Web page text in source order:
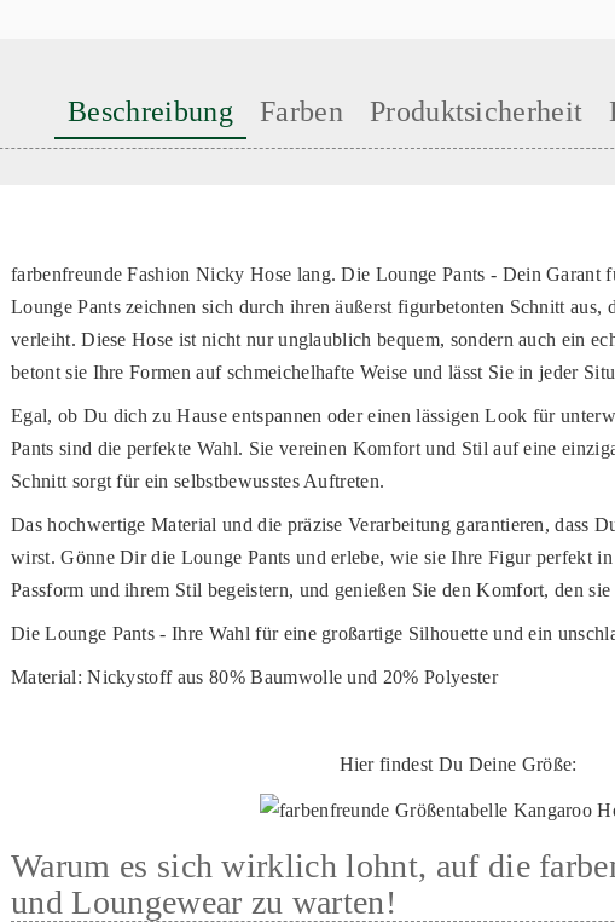
Beschreibung Farben Produktsicherheit
farbenfreunde Fashion Nicky Hose lang. Die Lounge Pants - Dein Garant
Lounge Pants zeichnen sich durch ihren äußerst figurbetonten Schnitt aus,
verleiht. Diese Hose ist nicht nur unglaublich bequem, sondern auch ein
betont sie Ihre Formen auf schmeichelhafte Weise und lässt Sie in jeder
Egal, ob Du dich zu Hause entspannen oder einen lässigen Look für
Pants sind die perfekte Wahl. Sie vereinen Komfort und Stil auf eine
Schnitt sorgt für ein selbstbewusstes Auftreten.
Das hochwertige Material und die präzise Verarbeitung garantieren, dass
wirst. Gönne Dir die Lounge Pants und erlebe, wie sie Ihre Figur perfekt
Passform und ihrem Stil begeistern, und genießen Sie den Komfort, den
Die Lounge Pants - Ihre Wahl für eine großartige Silhouette und ein
Material: Nickystoff aus 80% Baumwolle und 20% Polyester
Hier findest Du Deine Größe:
Warum es sich wirklich lohnt, auf die
und Loungewear zu warten!